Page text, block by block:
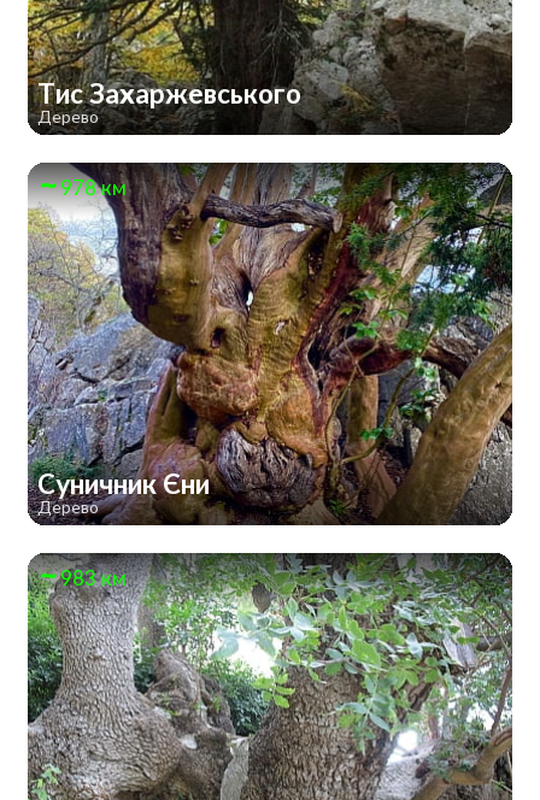
Тис Захаржевського
Дерево
978 км
Суничник Єни
Дерево
983 км